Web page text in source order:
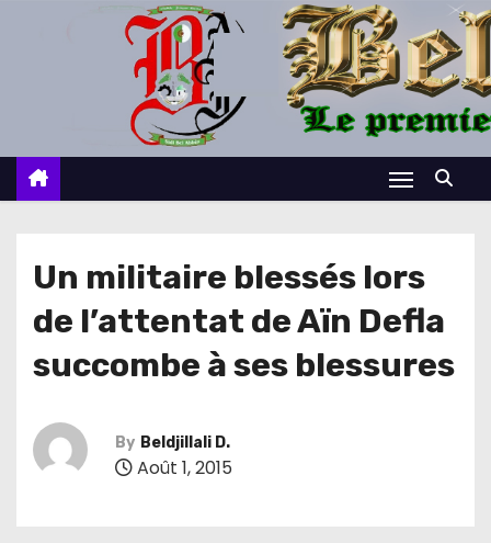
c
Un militaire blessés lors
de l’attentat de Aïn Defla
succombe à ses blessures
By Beldjillali D.
Août 1, 2015